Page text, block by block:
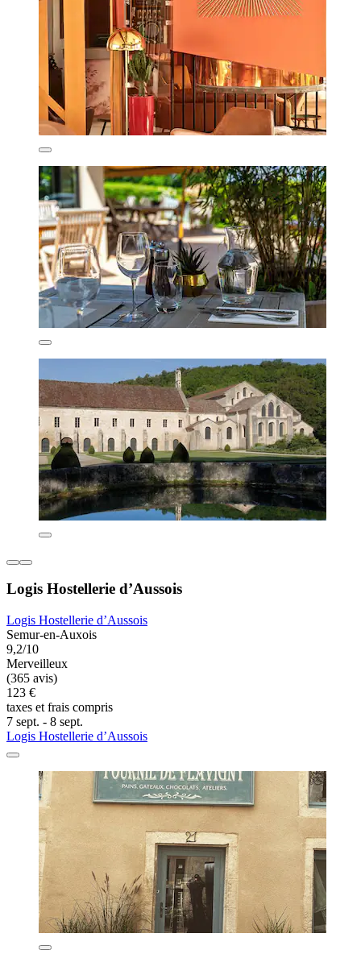
Logis Hostellerie d’Aussois
Logis Hostellerie d’Aussois
Semur-en-Auxois
9,2/10
Merveilleux
(365 avis)
123 €
taxes et frais compris
7 sept. - 8 sept.
Logis Hostellerie d’Aussois